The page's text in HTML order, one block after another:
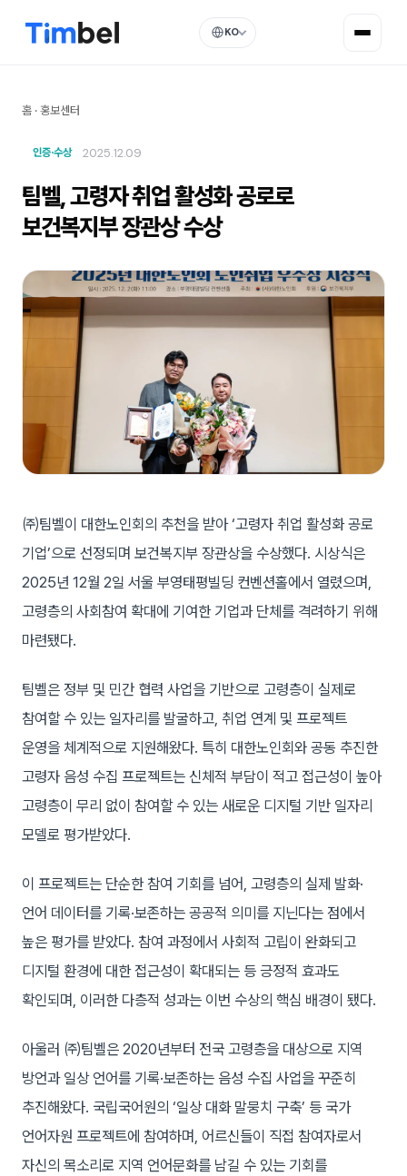
KO
홈 · 홍보센터
인증·수상 2025.12.09
팀벨, 고령자 취업 활성화 공로로
보건복지부 장관상 수상
㈜팀벨이 대한노인회의 추천을 받아 ‘고령자 취업 활성화 공로
기업’으로 선정되며 보건복지부 장관상을 수상했다. 시상식은
2025년 12월 2일 서울 부영태평빌딩 컨벤션홀에서 열렸으며,
고령층의 사회참여 확대에 기여한 기업과 단체를 격려하기 위해
마련됐다.
팀벨은 정부 및 민간 협력 사업을 기반으로 고령층이 실제로
참여할 수 있는 일자리를 발굴하고, 취업 연계 및 프로젝트
운영을 체계적으로 지원해왔다. 특히 대한노인회와 공동 추진한
고령자 음성 수집 프로젝트는 신체적 부담이 적고 접근성이 높아
고령층이 무리 없이 참여할 수 있는 새로운 디지털 기반 일자리
모델로 평가받았다.
이 프로젝트는 단순한 참여 기회를 넘어, 고령층의 실제 발화·
언어 데이터를 기록·보존하는 공공적 의미를 지닌다는 점에서
높은 평가를 받았다. 참여 과정에서 사회적 고립이 완화되고
디지털 환경에 대한 접근성이 확대되는 등 긍정적 효과도
확인되며, 이러한 다층적 성과는 이번 수상의 핵심 배경이 됐다.
아울러 ㈜팀벨은 2020년부터 전국 고령층을 대상으로 지역
방언과 일상 언어를 기록·보존하는 음성 수집 사업을 꾸준히
추진해왔다. 국립국어원의 ‘일상 대화 말뭉치 구축’ 등 국가
언어자원 프로젝트에 참여하며, 어르신들이 직접 참여자로서
자신의 목소리로 지역 언어문화를 남길 수 있는 기회를